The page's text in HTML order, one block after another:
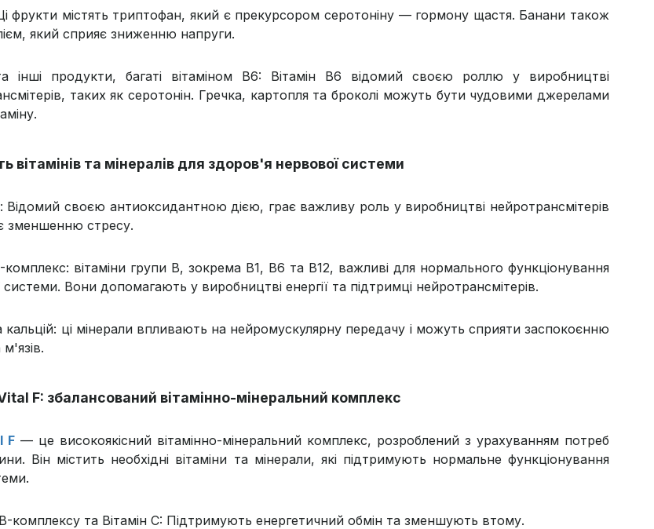
фрукти містять триптофан, який є прекурсором серотоніну — гормону щастя. Банани також
який сприяє зниженню напруги.
інші продукти, багаті вітаміном В6: Вітамін В6 відомий своєю роллю у виробництві
таких як серотонін. Гречка, картопля та броколі можуть бути чудовими джерелами
вітамінів та мінералів для здоров'я нервової системи
Відомий своєю антиоксидантною дією, грає важливу роль у виробництві нейротрансмітерів
зменшенню стресу.
комплекс: вітаміни групи B, зокрема B1, B6 та B12, важливі для нормального функціонування
системи. Вони допомагають у виробництві енергії та підтримці нейротрансмітерів.
кальцій: ці мінерали впливають на нейромускулярну передачу і можуть сприяти заспокоєнню
м'язів.
F: збалансований вітамінно-мінеральний комплекс
F — це високоякісний вітамінно-мінеральний комплекс, розроблений з урахуванням потреб
Він містить необхідні вітаміни та мінерали, які підтримують нормальне функціонування
B-комплексу та Вітамін C: Підтримують енергетичний обмін та зменшують втому.